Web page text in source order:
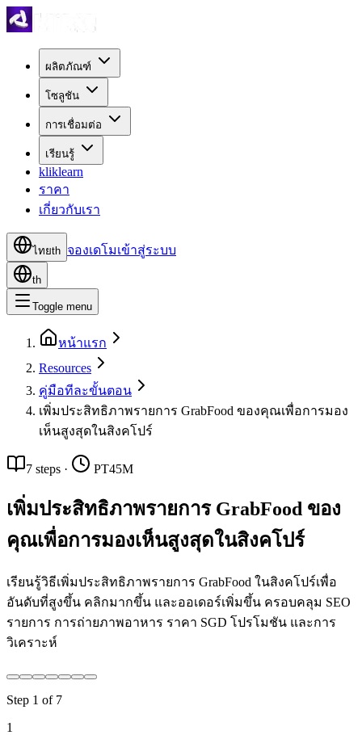
ผลิตภัณฑ์
โซลูชัน
การเชื่อมต่อ
เรียนรู้
kliklearn
ราคา
เกี่ยวกับเรา
ไทยth จองเดโมเข้าสู่ระบบ
th
Toggle menu
หน้าแรก
Resources
คู่มือทีละขั้นตอน
เพิ่มประสิทธิภาพรายการ GrabFood ของคุณเพื่อการมอง
เห็นสูงสุดในสิงคโปร์
7 steps · PT45M
เพิ่มประสิทธิภาพรายการ GrabFood ของ
คุณเพื่อการมองเห็นสูงสุดในสิงคโปร์
เรียนรู้วิธีเพิ่มประสิทธิภาพรายการ GrabFood ในสิงคโปร์เพื่อ
อันดับที่สูงขึ้น คลิกมากขึ้น และออเดอร์เพิ่มขึ้น ครอบคลุม SEO
รายการ การถ่ายภาพอาหาร ราคา SGD โปรโมชัน และการ
วิเคราะห์
Step 1 of 7
1